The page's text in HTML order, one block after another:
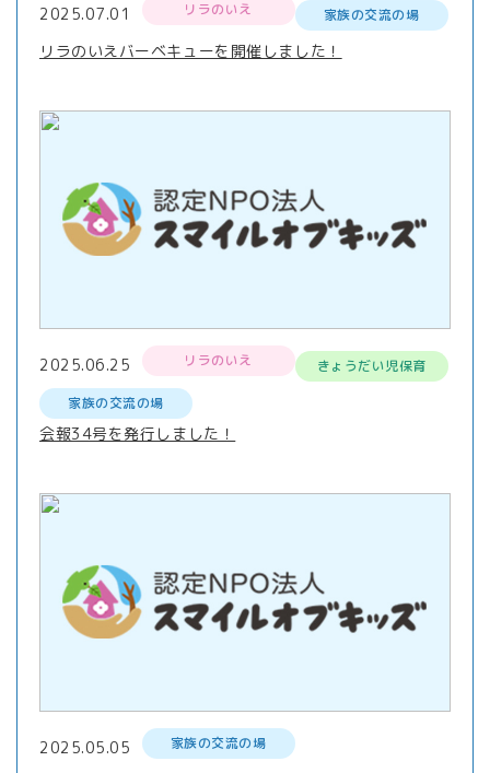
2025.07.01 リラのいえ 家族の交流の場
リラのいえバーベキューを開催しました！
2025.06.25 リラのいえ
きょうだい児保育
家族の交流の場
会報34号を発行しました！
2025.05.05 家族の交流の場